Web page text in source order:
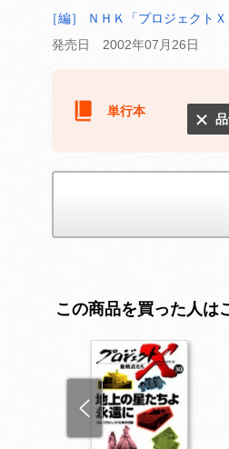
［編］ ＮＨＫ「プロジェクト
発売日 2002年07月26日
単行本
この商品を買った人は